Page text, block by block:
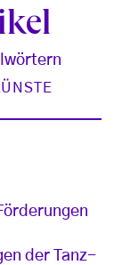
der Tanz-